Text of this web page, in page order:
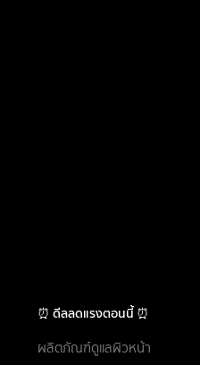
⏰ ดีลลดแรงตอนนี้ ⏰
ผลิตภัณฑ์ดูแลผิวหน้า